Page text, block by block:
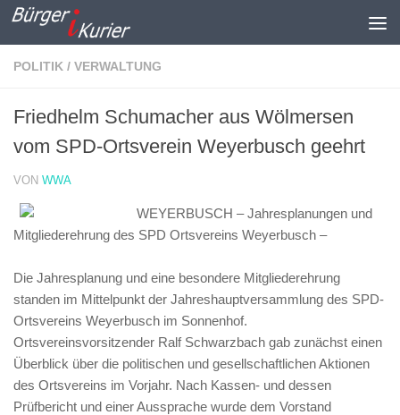
Zum Inhalt springen
POLITIK / VERWALTUNG
Friedhelm Schumacher aus Wölmersen
vom SPD-Ortsverein Weyerbusch geehrt
VON WWA
WEYERBUSCH – Jahresplanungen und
Mitgliederehrung des SPD Ortsvereins Weyerbusch –
Die Jahresplanung und eine besondere Mitgliederehrung
standen im Mittelpunkt der Jahreshauptversammlung des SPD-
Ortsvereins Weyerbusch im Sonnenhof.
Ortsvereinsvorsitzender Ralf Schwarzbach gab zunächst einen
Überblick über die politischen und gesellschaftlichen Aktionen
des Ortsvereins im Vorjahr. Nach Kassen- und dessen
Prüfbericht und einer Aussprache wurde dem Vorstand